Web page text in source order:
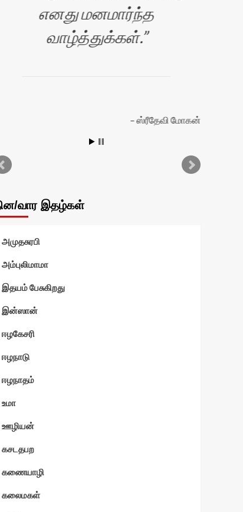
எனது மனமார்ந்த
வாழ்த்துக்கள்.
ஸ்ரீதேவி மோகன்
வார இதழ்கள்
அமுதசுரபி
அம்புலிமாமா
இதயம் பேசுகிறது
இன்ஸான்
ஈழகேசரி
ஈழநாடு
ஈழநாதம்
உமா
ஊழியன்
கசடதபற
கணையாழி
கலைமகள்